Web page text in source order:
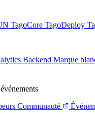
TagoCore TagoDeploy
Backend Marque
Communauté